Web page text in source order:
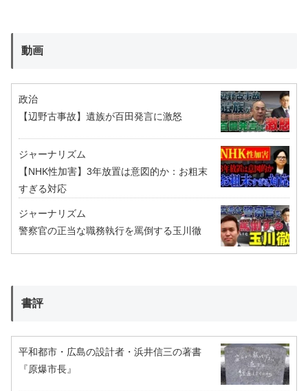
動画
政治
【辺野古事故】遺族が百田発言に激怒
ジャーナリズム
【NHK性加害】3年放置は意図的か：お粗末
すぎる対応
ジャーナリズム
警察官の正当な職務執行を罵倒する玉川徹
書評
平和都市・広島の設計者・浜井信三の著書
『原爆市長』